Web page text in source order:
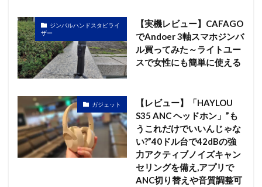
ジンバルハンドスタビライ
ザー
【実機レビュー】CAFAGO
でAndoer 3軸スマホジンバ
ル買ってみた～ライトユー
スで女性にも簡単に使える
ガジェット
【レビュー】「HAYLOU
S35 ANC ヘッドホン」”も
うこれだけでいいんじゃな
い?”40ドル台で42dBの強
力アクティブノイズキャン
セリングを備え,アプリで
ANC切り替えや音質調整可